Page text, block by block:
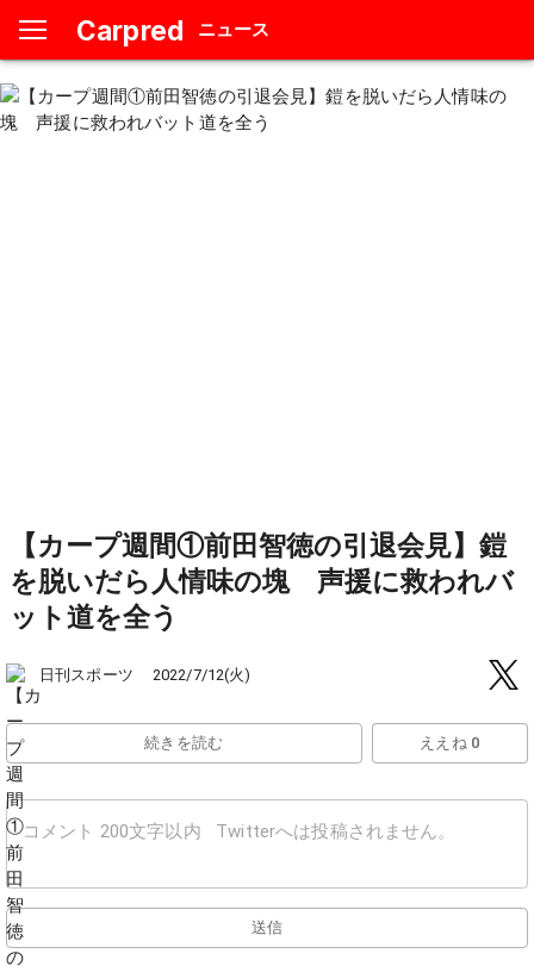
Carpred ニュース
【カープ週間①前田智徳の引退会見】鎧
を脱いだら人情味の塊 声援に救われバ
ット道を全う
日刊スポーツ 2022/7/12(火)
続きを読む ええね 0
送信